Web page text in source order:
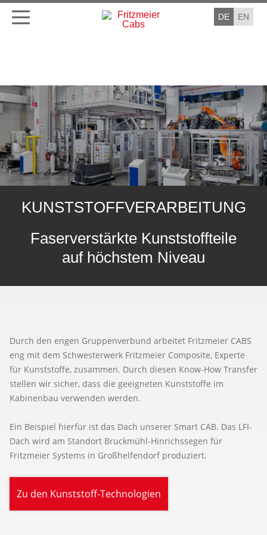
DE EN
KUNSTSTOFFVERARBEITUNG
Faserverstärkte Kunststoffteile
auf höchstem Niveau
Durch den engen Gruppenverbund arbeitet Fritzmeier CABS
eng mit dem Schwesterwerk Fritzmeier Composite, Experte
für Kunststoffe, zusammen. Durch diesen Know-How Transfer
stellen wir sicher, dass die geeigneten Kunststoffe im
Kabinenbau verwenden werden.
Ein Beispiel hierfür ist das Dach unserer Smart CAB. Das LFI-
Dach wird am Standort Bruckmühl-Hinrichssegen für
Fritzmeier Systems in Großhelfendorf produziert.
Zu den Kunststoff-Technologien